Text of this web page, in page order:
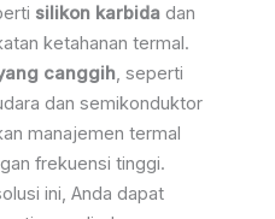
silikon karbida dan
ketahanan termal.
canggih, seperti
dan semikonduktor
manajemen termal
frekuensi tinggi.
ini, Anda dapat